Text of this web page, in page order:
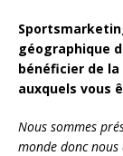
géographique
bénéficier de
auxquels vous
Nous sommes
monde donc